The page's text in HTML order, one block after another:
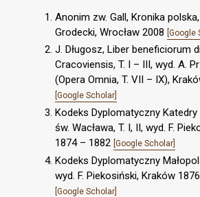
Anonim zw. Gall, Kronika polska,
Grodecki, Wrocław 2008 [Google
J. Długosz, Liber beneficiorum
Cracoviensis, T. I – III, wyd. A.
(Opera Omnia, T. VII – IX),
[Google Scholar]
Kodeks Dyplomatyczny
św. Wacława, T. I, II, wyd. F.
1874 – 1882 [Google Scholar]
Kodeks Dyplomatyczny
wyd. F. Piekosiński, Kraków
[Google Scholar]